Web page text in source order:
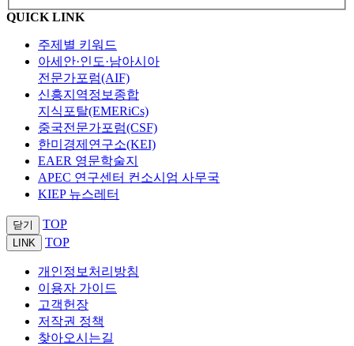
QUICK LINK
주제별 키워드
아세안·인도·남아시아
전문가포럼(AIF)
신흥지역정보종합
지식포탈(EMERiCs)
중국전문가포럼(CSF)
한미경제연구소(KEI)
EAER 영문학술지
APEC 연구센터 컨소시엄 사무국
KIEP 뉴스레터
닫기 TOP
LINK TOP
개인정보처리방침
이용자 가이드
고객헌장
저작권 정책
찾아오시는길